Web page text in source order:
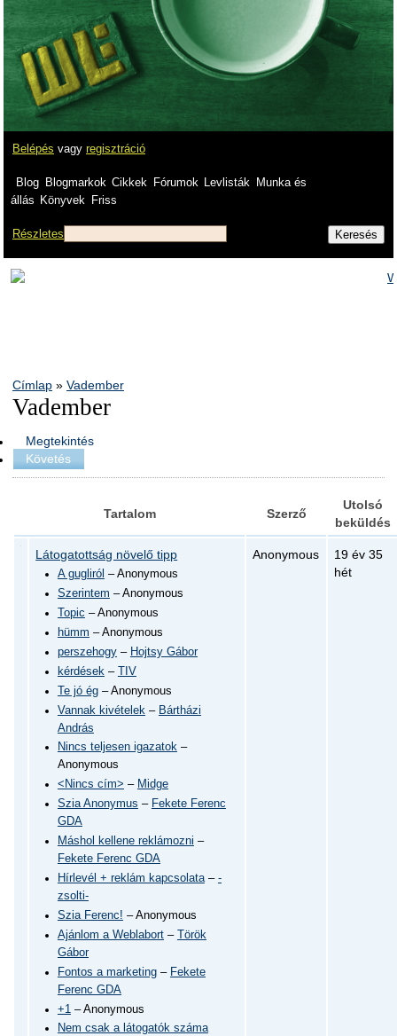
Belépés vagy regisztráció
Blog Blogmarkok Cikkek Fórumok Levlisták
Munka és
állás Könyvek Friss
Részletes
Címlap » Vadember
Vadember
Megtekintés
Követés
Tartalom Szerző
Utolsó
beküldés
Látogatottság növelő tipp
A gugliról – Anonymous
Szerintem – Anonymous
Topic – Anonymous
hümm – Anonymous
perszehogy– Hojtsy Gábor
kérdések – TIV
Te jó ég– Anonymous
Vannak kivételek – Bártházi
András
Nincs teljesen igazatok–
Anonymous
<Nincs cím> – Midge
Szia Anonymus – Fekete Ferenc
GDA
Máshol kellene reklámozni –
Fekete Ferenc GDA
Hírlevél + reklám kapcsolata– -
zsolti-
Szia Ferenc! – Anonymous
Ajánlom a Weblabort– Török
Gábor
Fontos a marketing– Fekete
Ferenc GDA
+1 – Anonymous
Nem csak a látogatók száma
Anonymous
19 év 35
hét